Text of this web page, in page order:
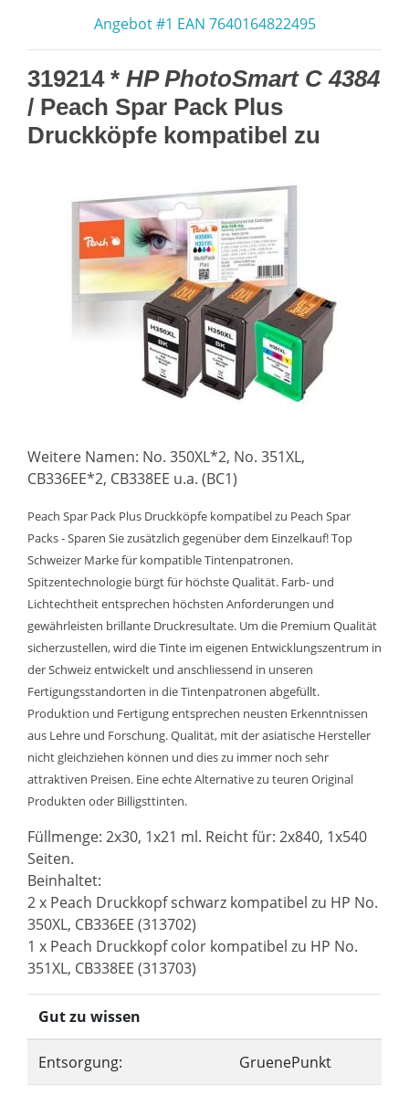
Angebot #1 EAN 7640164822495
319214 * HP PhotoSmart C 4384
/ Peach Spar Pack Plus
Druckköpfe kompatibel zu
Weitere Namen: No. 350XL*2, No. 351XL,
CB336EE*2, CB338EE u.a. (BC1)
Peach Spar Pack Plus Druckköpfe kompatibel zu Peach Spar
Packs - Sparen Sie zusätzlich gegenüber dem Einzelkauf! Top
Schweizer Marke für kompatible Tintenpatronen.
Spitzentechnologie bürgt für höchste Qualität. Farb- und
Lichtechtheit entsprechen höchsten Anforderungen und
gewährleisten brillante Druckresultate. Um die Premium Qualität
sicherzustellen, wird die Tinte im eigenen Entwicklungszentrum in
der Schweiz entwickelt und anschliessend in unseren
Fertigungsstandorten in die Tintenpatronen abgefüllt.
Produktion und Fertigung entsprechen neusten Erkenntnissen
aus Lehre und Forschung. Qualität, mit der asiatische Hersteller
nicht gleichziehen können und dies zu immer noch sehr
attraktiven Preisen. Eine echte Alternative zu teuren Original
Produkten oder Billigsttinten.
Füllmenge: 2x30, 1x21 ml. Reicht für: 2x840, 1x540
Seiten.
Beinhaltet:
2 x Peach Druckkopf schwarz kompatibel zu HP No.
350XL, CB336EE (313702)
1 x Peach Druckkopf color kompatibel zu HP No.
351XL, CB338EE (313703)
Gut zu wissen
Entsorgung: GruenePunkt